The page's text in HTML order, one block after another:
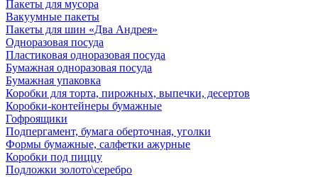
Пакеты для мусора
Вакуумные пакеты
Пакеты для шин «Два Андрея»
Одноразовая посуда
Пластиковая одноразовая посуда
Бумажная одноразовая посуда
Бумажная упаковка
Коробки для торта, пирожных, выпечки, десертов
Коробки-контейнеры бумажные
Гофроящики
Подпергамент, бумага оберточная, уголки
Формы бумажные, салфетки ажурные
Коробки под пиццу
Подложки золото\серебро